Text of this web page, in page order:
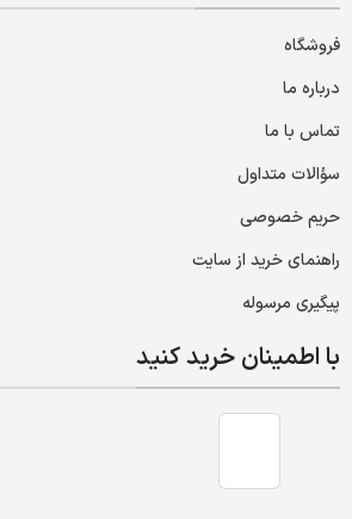
فروشگاه
درباره ما
تماس با ما
سؤالات متداول
حریم خصوصی
راهنمای خرید از سایت
پیگیری مرسوله
با اطمینان خرید کنید